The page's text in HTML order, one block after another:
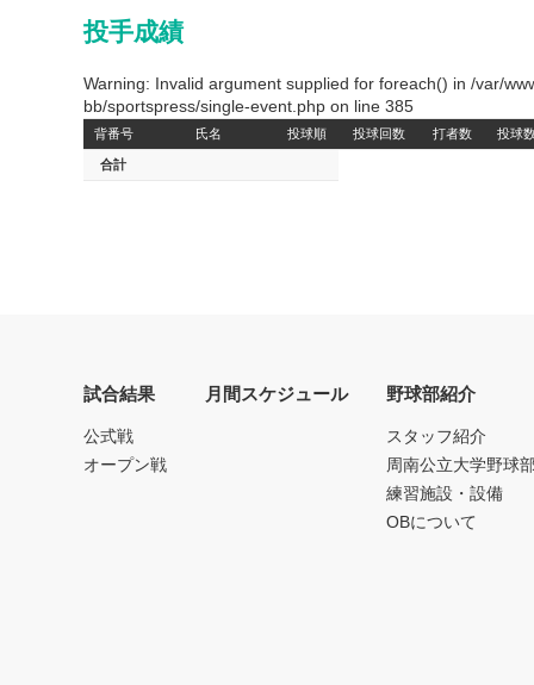
投手成績
Warning: Invalid argument supplied for foreach() in /var/
bb/sportspress/single-event.php on line 385
背番号 氏名 投球順 投球回数 打者数 投球
合計
試合結果
公式戦
オープン戦
月間スケジュール 野球部紹介
スタッフ紹介
周南公立大学野球
練習施設・設備
OBについて